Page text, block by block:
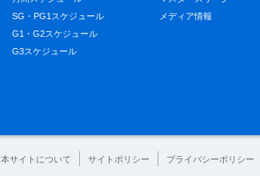
SG・PG1スケジュール
G1・G2スケジュール
G3スケジュール
メディア情報
本サイトについて サイトポリシー プライバシーポリシー